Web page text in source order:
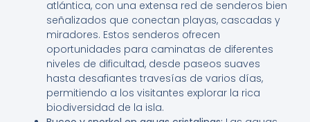
atlántica, con una extensa red de senderos bien
señalizados que conectan playas, cascadas y
miradores. Estos senderos ofrecen
oportunidades para caminatas de diferentes
niveles de dificultad, desde paseos suaves
hasta desafiantes travesías de varios días,
permitiendo a los visitantes explorar la rica
biodiversidad de la isla.